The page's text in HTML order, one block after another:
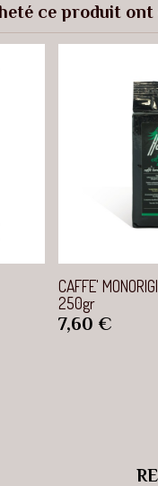
ce produit ont
CAFFE'
250gr
Prix
7,60 €